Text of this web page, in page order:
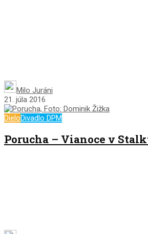
Milo Juráni
21. júla 2016
DieloDivadlo DPM
Porucha – Vianoce v